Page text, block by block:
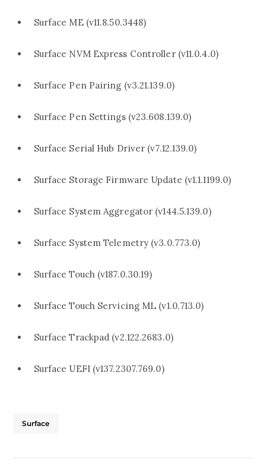
Surface ME (v11.8.50.3448)
Surface NVM Express Controller (v11.0.4.0)
Surface Pen Pairing (v3.21.139.0)
Surface Pen Settings (v23.608.139.0)
Surface Serial Hub Driver (v7.12.139.0)
Surface Storage Firmware Update (v1.1.1199.0)
Surface System Aggregator (v144.5.139.0)
Surface System Telemetry (v3.0.773.0)
Surface Touch (v187.0.30.19)
Surface Touch Servicing ML (v1.0.713.0)
Surface Trackpad (v2.122.2683.0)
Surface UEFI (v137.2307.769.0)
Surface